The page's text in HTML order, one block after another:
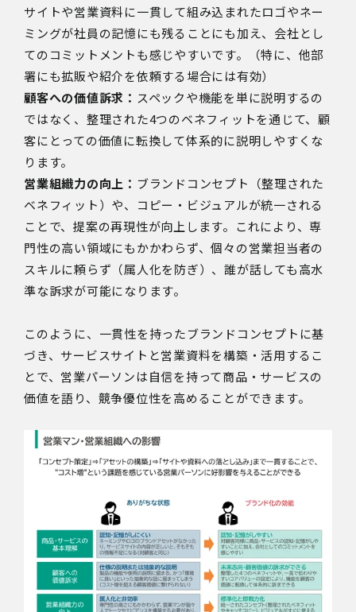
サイトや営業資料に一貫して組み込まれたロゴやネー
ミングが社員の記憶にも残ることにも加え、会社とし
てのコミットメントも感じやすいです。（特に、他部
署にも拡販や紹介を依頼する場合には有効）
顧客への価値訴求： スペックや機能を単に説明するの
ではなく、整理された4つのベネフィットを通じて、顧
客にとっての価値に転換して体系的に説明しやすくな
ります。
営業組織力の向上： ブランドコンセプト（整理された
ベネフィット）や、コピー・ビジュアルが統一される
ことで、提案の再現性が向上します。これにより、専
門性の高い領域にもかかわらず、個々の営業担当者の
スキルに頼らず（属人化を防ぎ）、誰が話しても高水
準な訴求が可能になります。
このように、一貫性を持ったブランドコンセプトに基
づき、サービスサイトと営業資料を構築・活用するこ
とで、営業パーソンは自信を持って商品・サービスの
価値を語り、競争優位性を高めることができます。